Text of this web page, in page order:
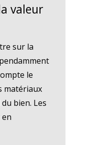
valeur
sur la
le
matériaux
bien. Les